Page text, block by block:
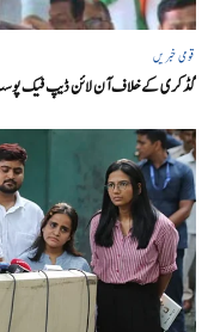
قومی خبریں
گڈکری کے خلاف آن لائن ڈیپ فیک پوسٹ